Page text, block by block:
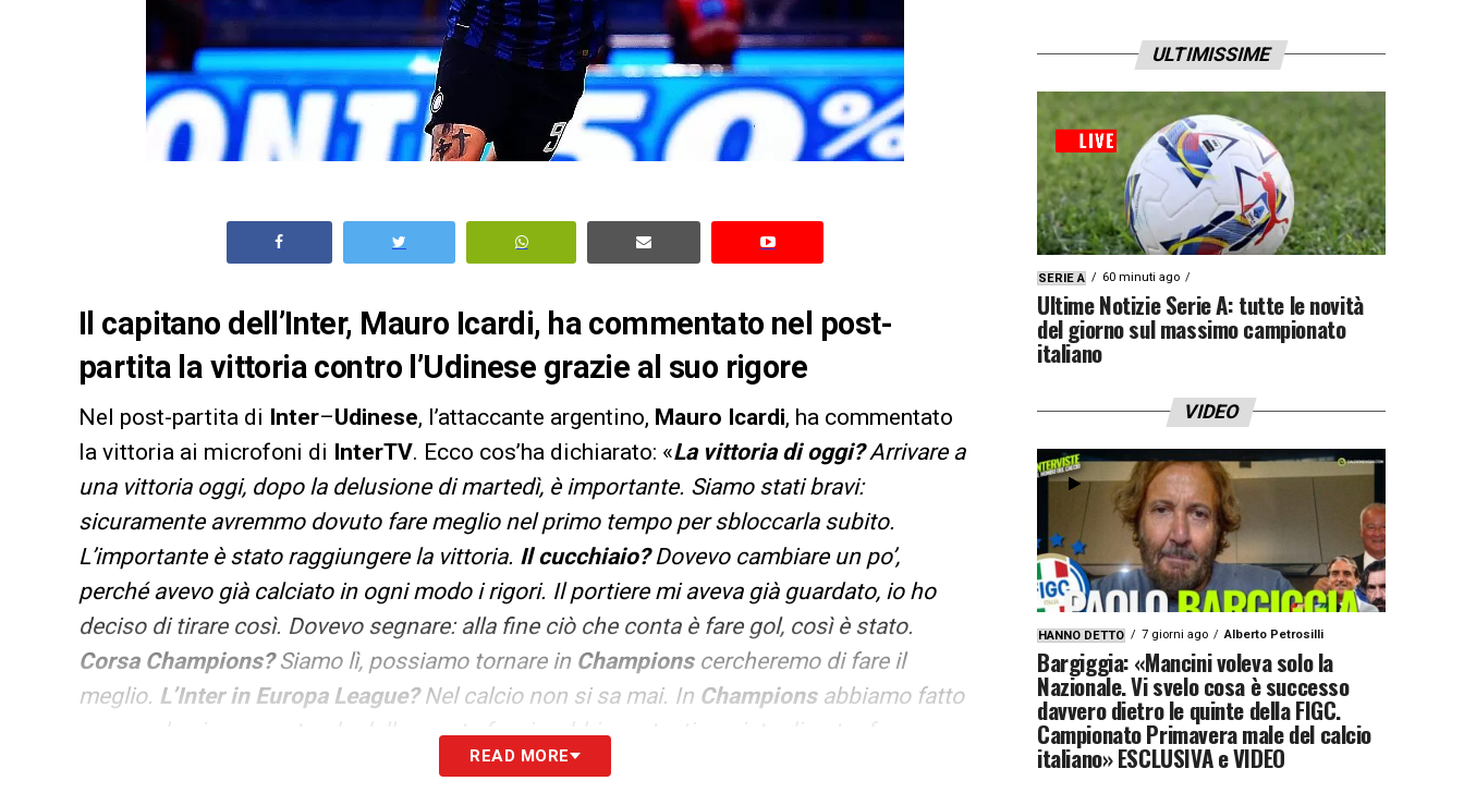
Il capitano dell’Inter, Mauro Icardi, ha commentato nel post-
partita la vittoria contro l’Udinese grazie al suo rigore
Nel post-partita di Inter–Udinese, l’attaccante argentino, Mauro Icardi, ha commentato
la vittoria ai microfoni di InterTV. Ecco cos’ha dichiarato: «La vittoria di oggi?Arrivare a
una vittoria oggi, dopo la delusione di martedì, è importante. Siamo stati bravi:
sicuramente avremmo dovuto fare meglio nel primo tempo per sbloccarla subito.
L’importante è stato raggiungere la vittoria. Il cucchiaio?Dovevo cambiare un po’,
perché avevo già calciato in ogni modo i rigori. Il portiere mi aveva già guardato, io ho
deciso di tirare così. Dovevo segnare: alla fine ciò che conta è fare gol, così è stato.
Corsa Champions?Siamo lì, possiamo tornare in Championscercheremo di fare il
meglio. L’Inter in Europa League?Nel calcio non si sa mai. In Championsabbiamo fatto
un grande girone, partendo dalla quarta fascia: abbiamo testimoniato di poter fare
La frase di Wanda sui social circa il mio rinnovo?
READ MORE
ULTIMISSIME
SERIE A 60 minuti ago
Ultime Notizie Serie A: tutte le novità
del giorno sul massimo campionato
italiano
VIDEO
HANNO DETTO 7 giorni ago Alberto Petrosilli
Bargiggia: «Mancini voleva solo la
Nazionale. Vi svelo cosa è successo
davvero dietro le quinte della FIGC.
Campionato Primavera male del calcio
italiano» ESCLUSIVA e VIDEO